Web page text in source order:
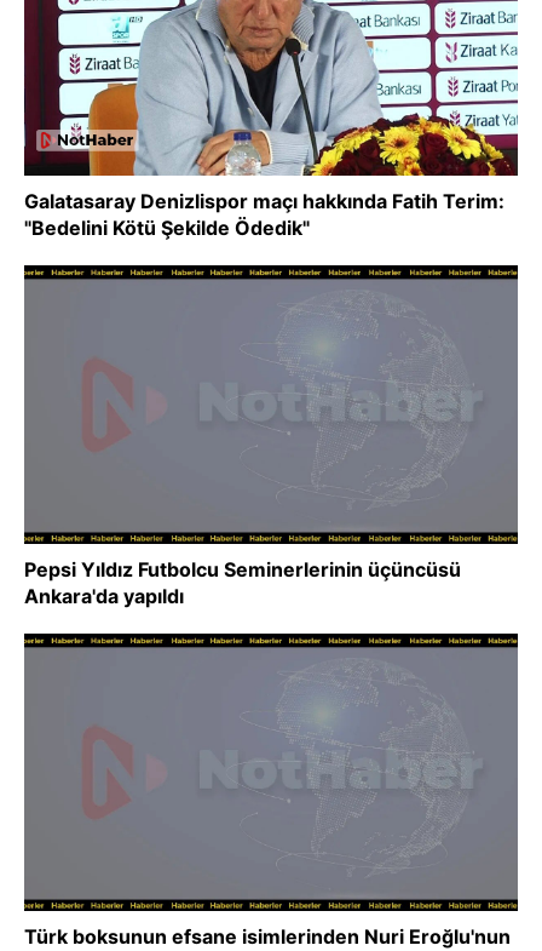
Galatasaray Denizlispor maçı hakkında Fatih Terim:
"Bedelini Kötü Şekilde Ödedik"
Pepsi Yıldız Futbolcu Seminerlerinin üçüncüsü
Ankara'da yapıldı
Türk boksunun efsane isimlerinden Nuri Eroğlu'nun